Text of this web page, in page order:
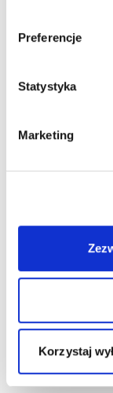
Preferencje
Statystyka
Marketing
Korzystaj